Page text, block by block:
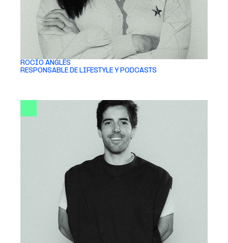
ROCÍO ANGLÉS
RESPONSABLE DE LIFESTYLE Y PODCASTS